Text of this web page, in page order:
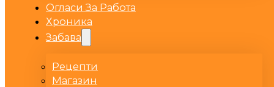
Огласи За Работа
Хроника
Забава
Рецепти
Магазин